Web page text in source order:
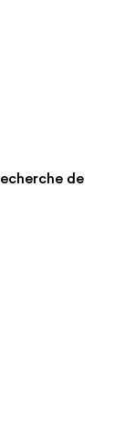
de